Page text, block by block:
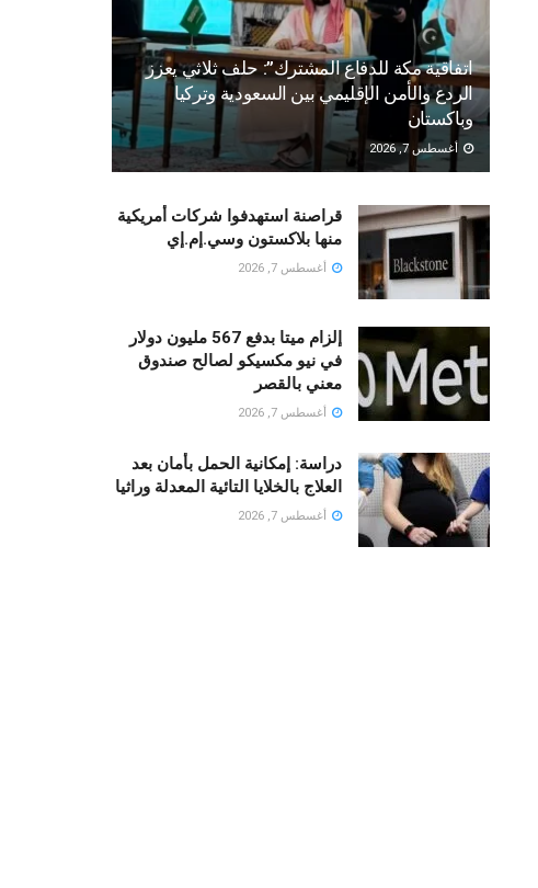
اتفاقية مكة للدفاع المشترك”: حلف ثلاثي يعزز
الردع والأمن الإقليمي بين السعودية وتركيا
وباكستان
أغسطس 7, 2026
قراصنة استهدفوا شركات أمريكية
منها بلاكستون وسي.إم.إي
أغسطس 7, 2026
إلزام ميتا بدفع 567 مليون دولار
في نيو مكسيكو لصالح صندوق
معني بالقصر
أغسطس 7, 2026
دراسة: إمكانية الحمل بأمان بعد
العلاج بالخلايا التائية المعدلة وراثيا
أغسطس 7, 2026